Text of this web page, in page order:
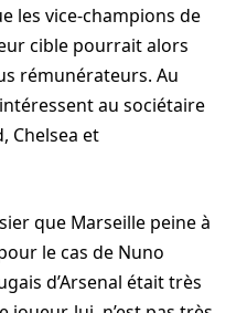
les vice-champions de
cible pourrait alors
rémunérateurs. Au
au sociétaire
Chelsea et
que Marseille peine à
le cas de Nuno
d’Arsenal était très